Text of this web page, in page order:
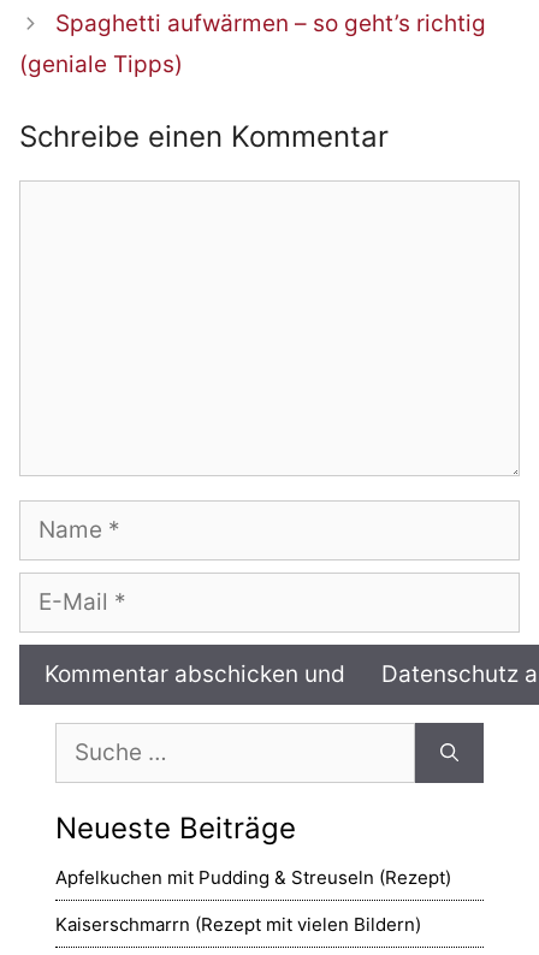
Spaghetti aufwärmen – so geht’s richtig
(geniale Tipps)
Schreibe einen Kommentar
Name
E-
Mail
nach:
Neueste Beiträge
Apfelkuchen mit Pudding & Streuseln (Rezept)
Kaiserschmarrn (Rezept mit vielen Bildern)